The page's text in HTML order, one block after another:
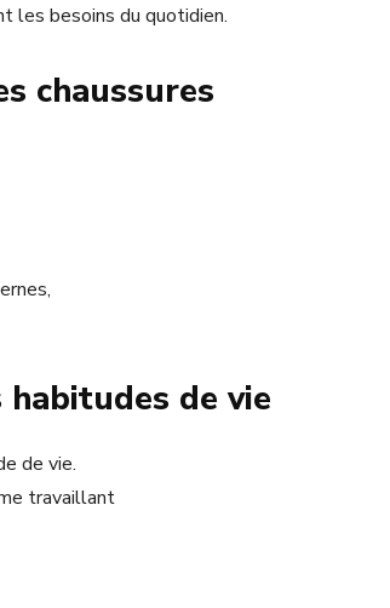
les besoins du quotidien.
chaussures
habitudes de vie
de vie.
travaillant